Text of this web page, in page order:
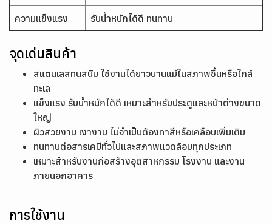
ความแข็งแรง รับน้ำหนักได้ดี ทนทาน
จุดเด่นสินค้า
สแตนเลสทนสนิม ใช้งานได้ยาวนานแม้ในสภาพชื้นหรือใกล้
ทะเล
แข็งแรง รับน้ำหนักได้ดี เหมาะสำหรับประตูและหน้าต่างขนาด
ใหญ่
ผิวสวยงาม เงางาม ไม่จำเป็นต้องทาสีหรือเคลือบเพิ่มเติม
ทนทานต่อสารเคมีทั่วไปและสภาพแวดล้อมทุกประเภท
เหมาะสำหรับงานก่อสร้างอุตสาหกรรม โรงงาน และงาน
ภายนอกอาคาร
การใช้งาน